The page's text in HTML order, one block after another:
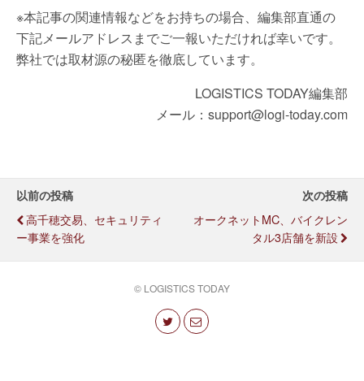
※本記事の関連情報などをお持ちの場合、編集部直通の
下記メールアドレスまでご一報いただければ幸いです。
弊社では取材源の秘匿を徹底しています。
LOGISTICS TODAY編集部
メール：support@logi-today.com
以前の投稿
高千穂交易、セキュリティ
ー事業を強化
次の投稿
オークネットMC、バイクレン
タル3店舗を新設
© LOGISTICS TODAY